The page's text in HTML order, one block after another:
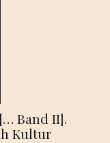
Band II].
Kultur